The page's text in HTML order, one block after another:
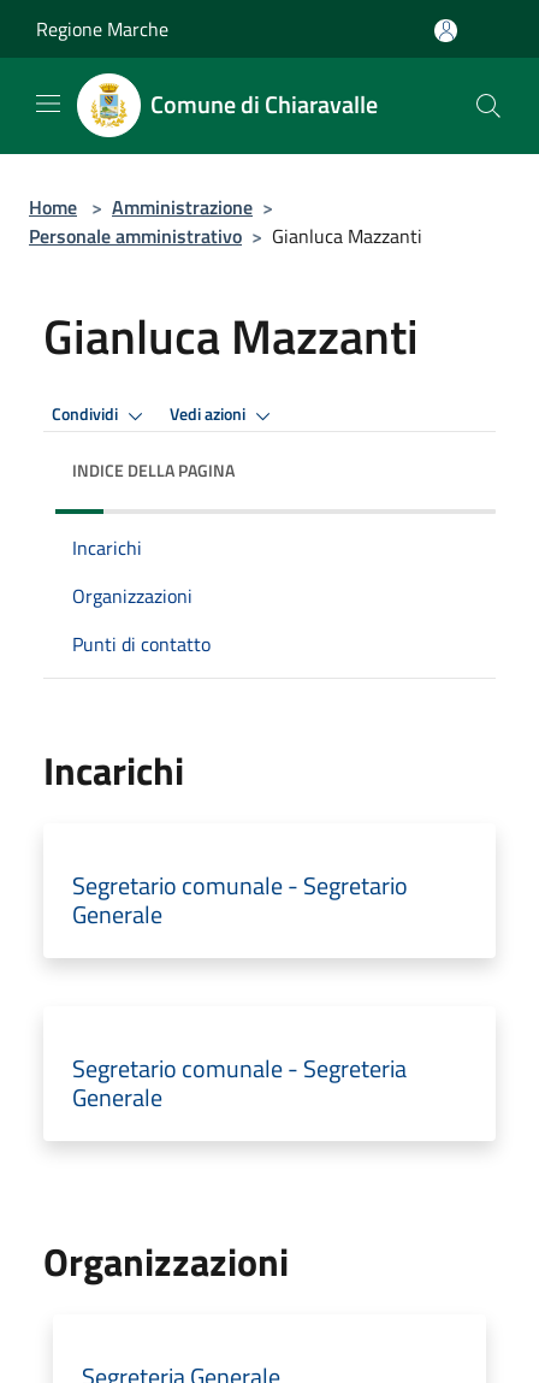
Regione Marche
Comune di Chiaravalle
Home > Amministrazione >
Personale amministrativo > Gianluca Mazzanti
Gianluca Mazzanti
Condividi Vedi azioni
INDICE DELLA PAGINA
Incarichi
Organizzazioni
Punti di contatto
Incarichi
Segretario comunale - Segretario
Generale
Segretario comunale - Segreteria
Generale
Organizzazioni